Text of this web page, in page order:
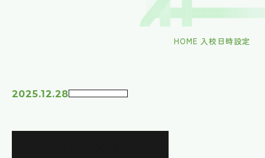
HOME 入校日時設定
2025.12.28